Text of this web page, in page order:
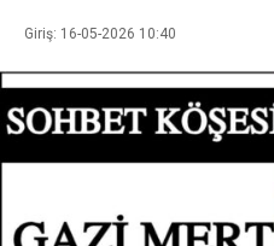
Giriş: 16-05-2026 10:40